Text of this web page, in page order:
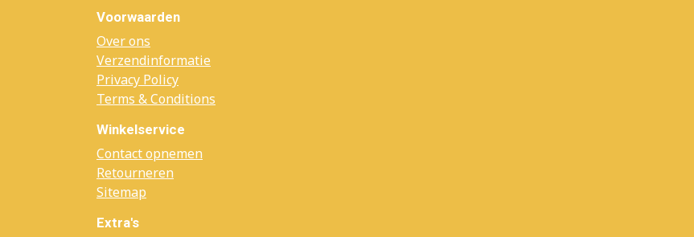
Voorwaarden
Over ons
Verzendinformatie
Privacy Policy
Terms & Conditions
Winkelservice
Contact opnemen
Retourneren
Sitemap
Extra's